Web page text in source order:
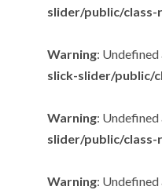
slider/public/
Warning:
slick-slider/public/
Warning:
slider/public/
Warning: